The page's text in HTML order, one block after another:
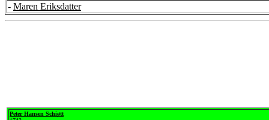
- Maren Eriksdatter
Peter Hansen Schiøtt